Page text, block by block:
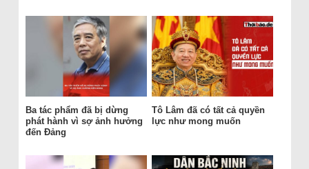
Ba tác phẩm đã bị dừng
phát hành vì sợ ảnh hưởng
đến Đảng
Tô Lâm đã có tất cả quyền
lực như mong muốn